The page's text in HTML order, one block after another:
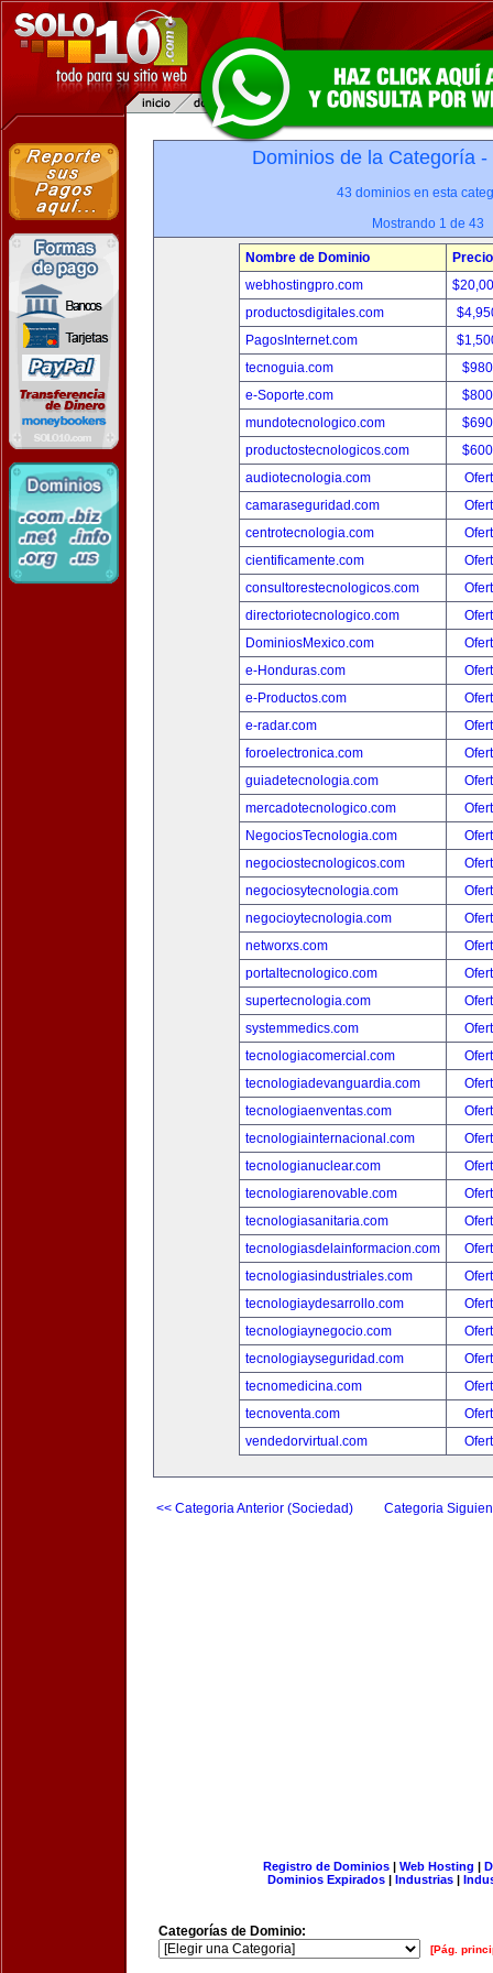
Dominios de la Categoría -
43 dominios en esta
Mostrando 1 de 43
Nombre de Dominio
Precio
webhostingpro.com
productosdigitales.com
PagosInternet.com
tecnoguia.com
e-Soporte.com
mundotecnologico.com
productostecnologicos.com
audiotecnologia.com
camaraseguridad.com
centrotecnologia.com
cientificamente.com
consultorestecnologicos.com
directoriotecnologico.com
DominiosMexico.com
e-Honduras.com
e-Productos.com
e-radar.com
foroelectronica.com
guiadetecnologia.com
mercadotecnologico.com
NegociosTecnologia.com
negociostecnologicos.com
negociosytecnologia.com
negocioytecnologia.com
networxs.com
portaltecnologico.com
supertecnologia.com
systemmedics.com
tecnologiacomercial.com
tecnologiadevanguardia.com
tecnologiaenventas.com
tecnologiainternacional.com
tecnologianuclear.com
tecnologiarenovable.com
tecnologiasanitaria.com
tecnologiasdelainformacion.com
tecnologiasindustriales.com
tecnologiaydesarrollo.com
tecnologiaynegocio.com
tecnologiayseguridad.com
tecnomedicina.com
tecnoventa.com
vendedorvirtual.com
<< Categoria Anterior (Sociedad) Categoria
Registro de Dominios| Web Hosting |
Dominios Expirados | Industrias |
Categorías de Dominio:
[Pág.